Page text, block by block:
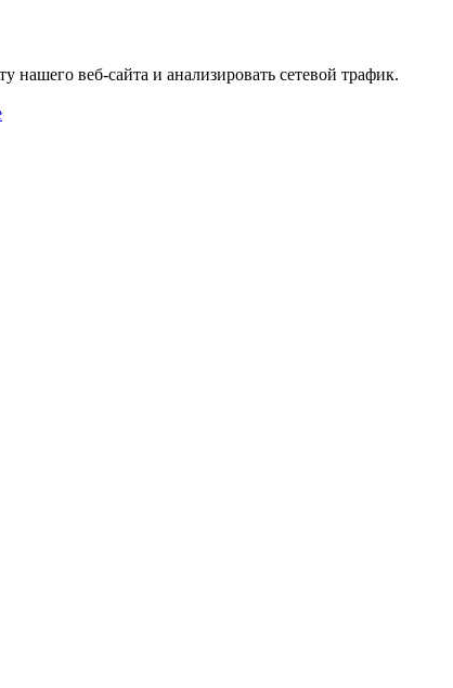
веб-сайта и анализировать сетевой трафик.